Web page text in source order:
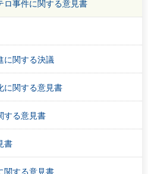
ロ事件に関する意見書
に関する決議
に関する意見書
する意見書
書
関する意見書